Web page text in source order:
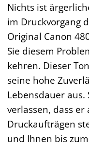
Nichts ist
im Druckvorgang
Original Canon
Sie diesem
kehren. Dieser
seine hohe
Lebensdauer
verlassen, dass
Druckaufträgen
und Ihnen bis